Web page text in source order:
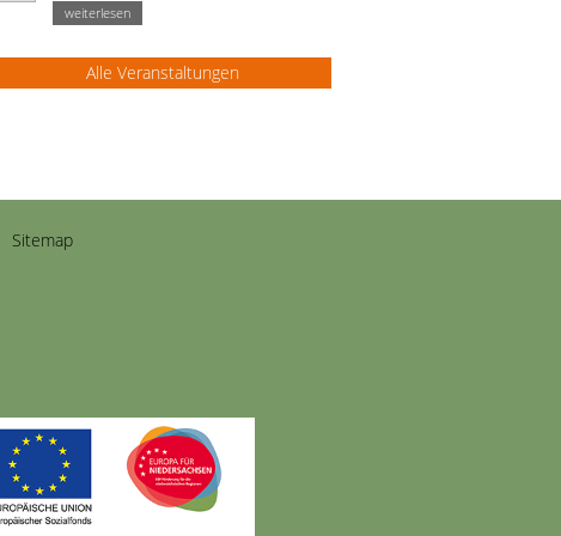
weiterlesen
Alle Veranstaltungen
Sitemap